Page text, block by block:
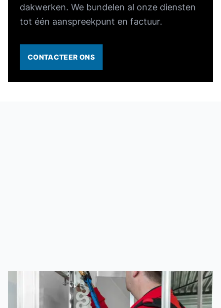
dakwerken. We bundelen al onze diensten
tot één aanspreekpunt en factuur.
CONTACTEER ONS